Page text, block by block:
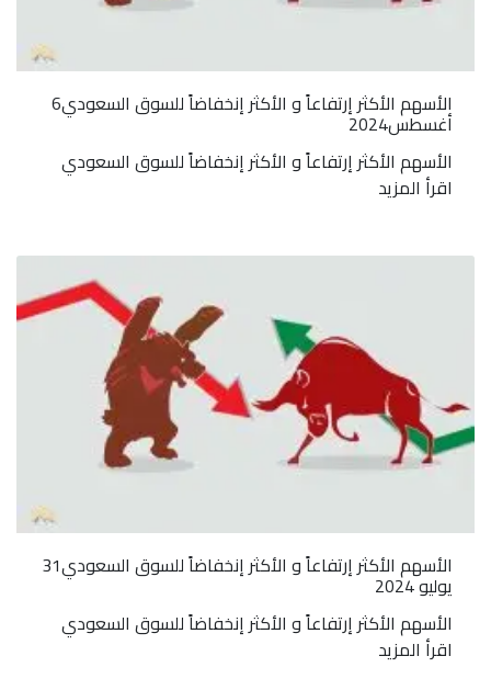
الأسهم الأكثر إرتفاعاً و الأكثر إنخفاضاً للسوق السعودي6
أغسطس2024
الأسهم الأكثر إرتفاعاً و الأكثر إنخفاضاً للسوق السعودي
اقرأ المزيد
الأسهم الأكثر إرتفاعاً و الأكثر إنخفاضاً للسوق السعودي31
يوليو 2024
الأسهم الأكثر إرتفاعاً و الأكثر إنخفاضاً للسوق السعودي
اقرأ المزيد